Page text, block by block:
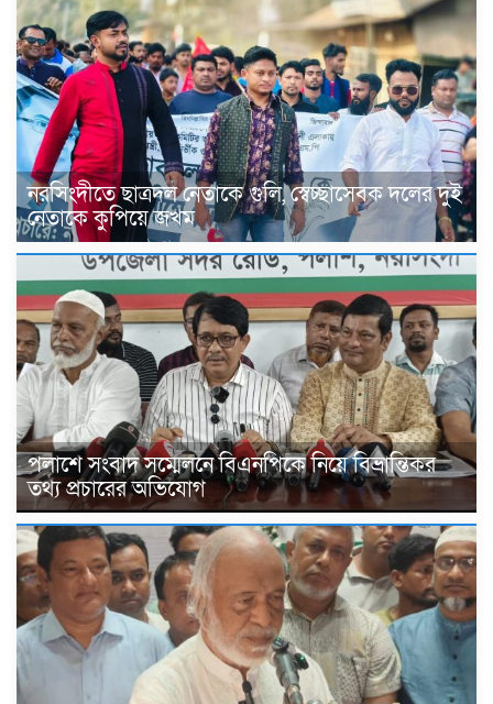
নরসিংদীতে ছাত্রদল নেতাকে গুলি, স্বেচ্ছাসেবক দলের দুই
নেতাকে কুপিয়ে জখম
পলাশে সংবাদ সম্মেলনে বিএনপিকে নিয়ে বিভ্রান্তিকর
তথ্য প্রচারের অভিযোগ